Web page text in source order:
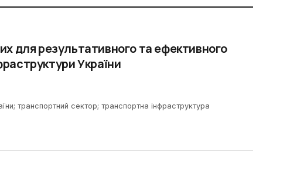
для результативного та ефективного
України
транспортний сектор; транспортна інфраструктура